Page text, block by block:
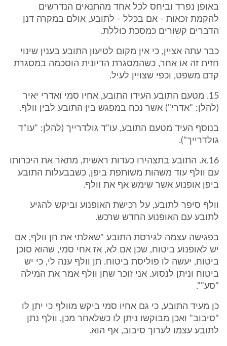
באופן נפרד וביחס לכל אחד מהתנאים הנדרשים
להקמת זכאות - אם בכלל - לתובע, אולם במקרה דנן
הדברים קשורים כמסכת כוללת.
כבר עתה אציין, כי אין מקום לטיעון התובע בענין שינוי
חזית זה או אחר, כשהמסגרת הדיונית הוסכמה במסגרת
קדם משפט, וכפי שצויין לעיל.
15. מטעם התובע העידו התובע, אחיו סמי ואדרי יאיר
(להלן: "אדרי") אשר נכח במפגש בין התובע לבין וולף.
בנוסף העיד מטעם התובע, עו"ד גולדרייך (להלן: "עו"ד
גולדרייך").
16.א. התובע בתצהירו כעדות ראשית, מתאר את היכרותו
עם וולף עוד משהות משותפת ביפן, כשבבעלות התובע
ביפן אופנוע אשר שימש אף את וולף.
וולף סיפר לתובע, על רכישת האופנוע וביקש להגיע
לתובע עם האופנוע החדש שרכש.
בפגישה עצמה לגירסת התובע "שאלתי את חן וולף, אם
יש לאופנוע ביטוח, שכן אם לא, אז אחי סמי, שהוא סוכן
ביטוח, יעשה לו פוליסת ביטוח. תן וולף ענה לי, כי יש
ביטוח וניתן לנסוע. אני זוכר שחן וולף אמר את המילה
"סע"".
כן מעיד התובע, כי גם אחיו סמי ביקש מוולף כי יתן לו
"סיבוב" ואכן מבוקשו ניתן לו כשלאחר מכן, וולף נתן
לתובע עצמו לערוך סיבוב, אף הוא.